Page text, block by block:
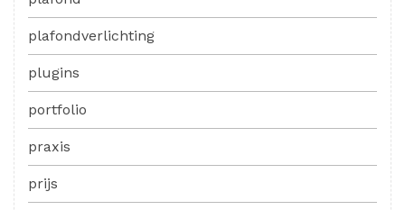
plafondverlichting
plugins
portfolio
praxis
prijs